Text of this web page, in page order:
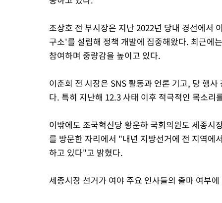
조상호 전 부시장은 지난 2022년 당내 경선에서
구소'를 설립해 정책 개발에 집중해왔다. 최근에
참여하며 중량감을 높이고 있다.
이춘희 전 시장은 SNS 활동과 언론 기고, 당 행
다. 특히 지난해 12.3 사태 이후 적극적인 목소
이밖에도 조국혁신당 황운하 국회의원도 세종시
를 방문한 자리에서 "내년 지방선거에 전 지역
하고 있다"고 밝혔다.
세종시장 선거가 여야 주요 인사들의 출마 여부